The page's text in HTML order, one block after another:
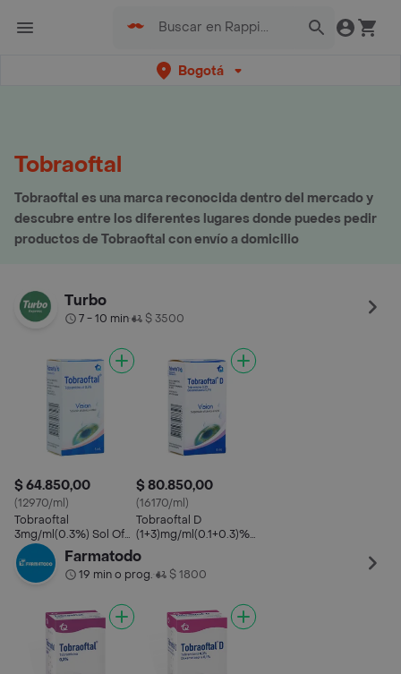
Bogotá
Tobraoftal
Tobraoftal es una marca reconocida dentro del mercado y
descubre entre los diferentes lugares donde puedes pedir
productos de Tobraoftal con envío a domicilio
Turbo
7 - 10 min• $ 3500
$ 64.850,00
(12970/ml)
Tobraoftal
3mg/ml(0.3%) Sol Oft
Frasco X 5ml
$ 80.850,00
(16170/ml)
Tobraoftal D
(1+3)mg/ml(0.1+0.3)%
Mk
Farmatodo
19 min o prog.• $ 1800